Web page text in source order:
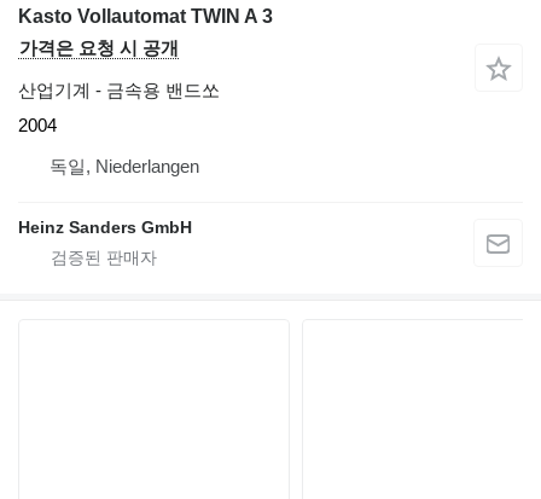
Kasto Vollautomat TWIN A 3
가격은 요청 시 공개
산업기계 - 금속용 밴드쏘
2004
독일, Niederlangen
Heinz Sanders GmbH